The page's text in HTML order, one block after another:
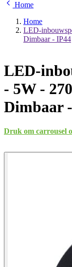
Home
Home
LED-
Dimbaar - IP44
LED-
- 5W -
Dimbaar
Druk om carrousel